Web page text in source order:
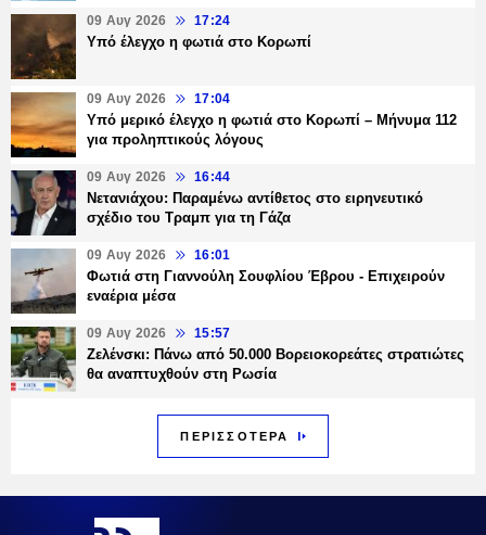
09 Αυγ 2026 17:24
Υπό έλεγχο η φωτιά στο Κορωπί
09 Αυγ 2026 17:04
Υπό μερικό έλεγχο η φωτιά στο Κορωπί – Μήνυμα 112
για προληπτικούς λόγους
09 Αυγ 2026 16:44
Νετανιάχου: Παραμένω αντίθετος στο ειρηνευτικό
σχέδιο του Τραμπ για τη Γάζα
09 Αυγ 2026 16:01
Φωτιά στη Γιαννούλη Σουφλίου Έβρου - Επιχειρούν
εναέρια μέσα
09 Αυγ 2026 15:57
Ζελένσκι: Πάνω από 50.000 Βορειοκορεάτες στρατιώτες
θα αναπτυχθούν στη Ρωσία
ΠΕΡΙΣΣΟΤΕΡΑ